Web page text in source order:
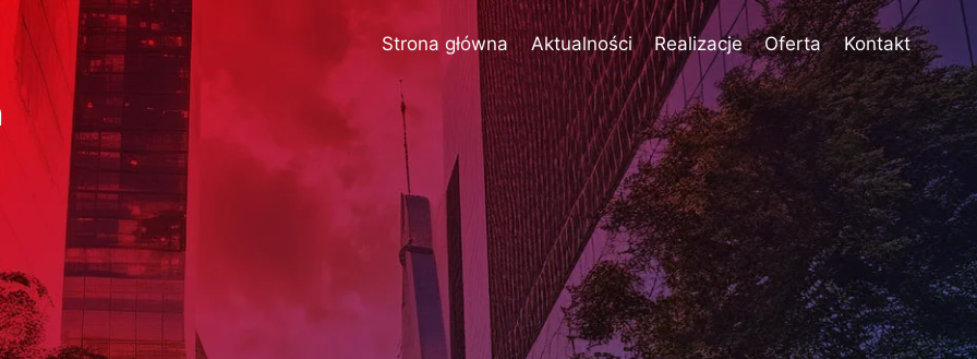
Strona główna Aktualności Realizacje Oferta Kontakt